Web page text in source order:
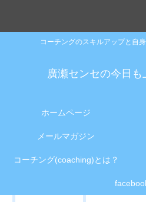
コーチングのスキルアップと自
廣瀬センセの今日
ホームページ
メールマガジン
コーチング(coaching)とは？